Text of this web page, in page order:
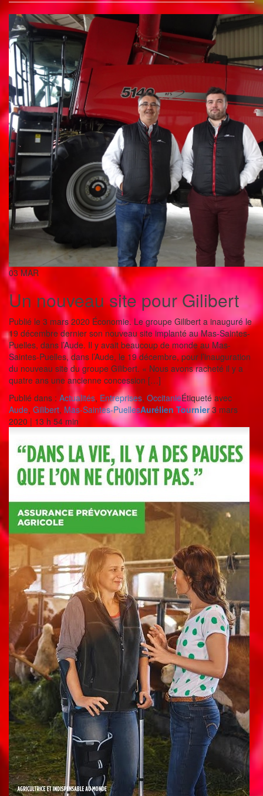
03MAR
Un nouveau site pour Gilibert
Publié le 3 mars 2020 Économie. Le groupe Gilibert a inauguré le
19 décembre dernier son nouveau site implanté au Mas-Saintes-
Puelles, dans l’Aude. Il y avait beaucoup de monde au Mas-
Saintes-Puelles, dans l’Aude, le 19 décembre, pour l’inauguration
du nouveau site du groupe Gilibert. « Nous avons racheté il y a
quatre ans une ancienne concession […]
Publié dans : Actualités, Entreprises, OccitanieÉtiqueté avec
Aude, Gilibert, Mas-Saintes-PuellesAurélien Tournier 3 mars
2020 | 13 h 54 min